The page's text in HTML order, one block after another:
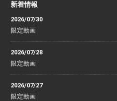
新着情報
2026/07/30
限定動画
2026/07/28
限定動画
2026/07/27
限定動画